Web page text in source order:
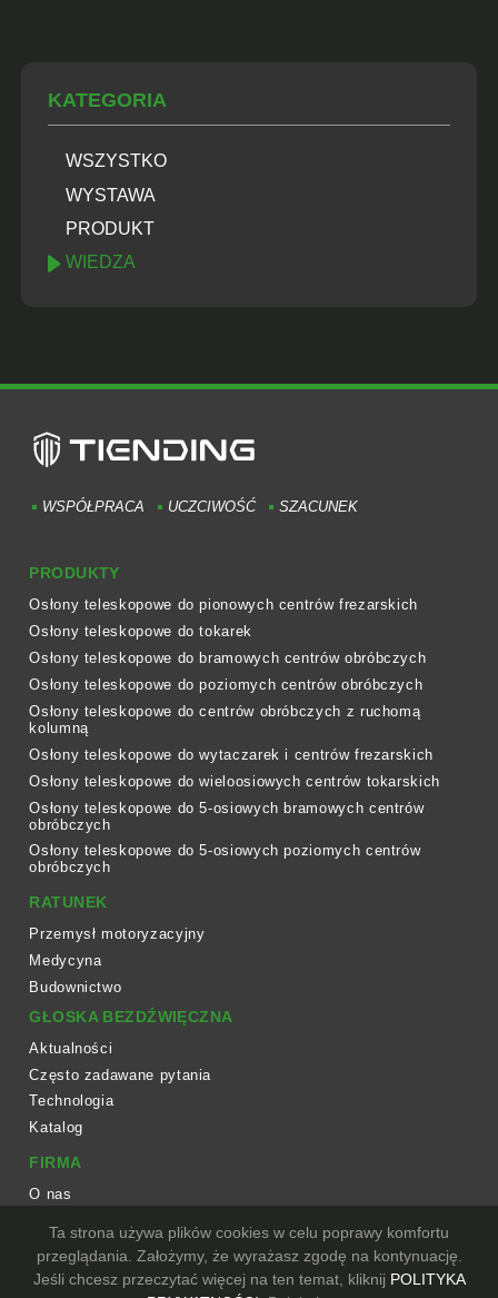
KATEGORIA
WSZYSTKO
WYSTAWA
PRODUKT
WIEDZA
WSPÓŁPRACA UCZCIWOŚĆ SZACUNEK
PRODUKTY
Osłony teleskopowe do pionowych centrów frezarskich
Osłony teleskopowe do tokarek
Osłony teleskopowe do bramowych centrów obróbczych
Osłony teleskopowe do poziomych centrów obróbczych
Osłony teleskopowe do centrów obróbczych z ruchomą
kolumną
Osłony teleskopowe do wytaczarek i centrów frezarskich
Osłony teleskopowe do wieloosiowych centrów tokarskich
Osłony teleskopowe do 5-osiowych bramowych centrów
obróbczych
Osłony teleskopowe do 5-osiowych poziomych centrów
obróbczych
RATUNEK
Przemysł motoryzacyjny
Medycyna
Budownictwo
GŁOSKA BEZDŹWIĘCZNA
Aktualności
Często zadawane pytania
Technologia
Katalog
FIRMA
O nas
KONTAKT
Ta strona używa plików cookies w celu poprawy komfortu
przeglądania. Założymy, że wyrażasz zgodę na kontynuację.
Jeśli chcesz przeczytać więcej na ten temat, kliknij POLITYKA